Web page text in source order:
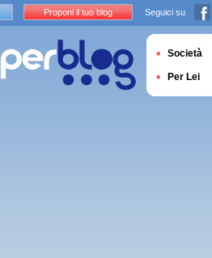
Proponi il tuo blog Seguici su
Società
Per Lei